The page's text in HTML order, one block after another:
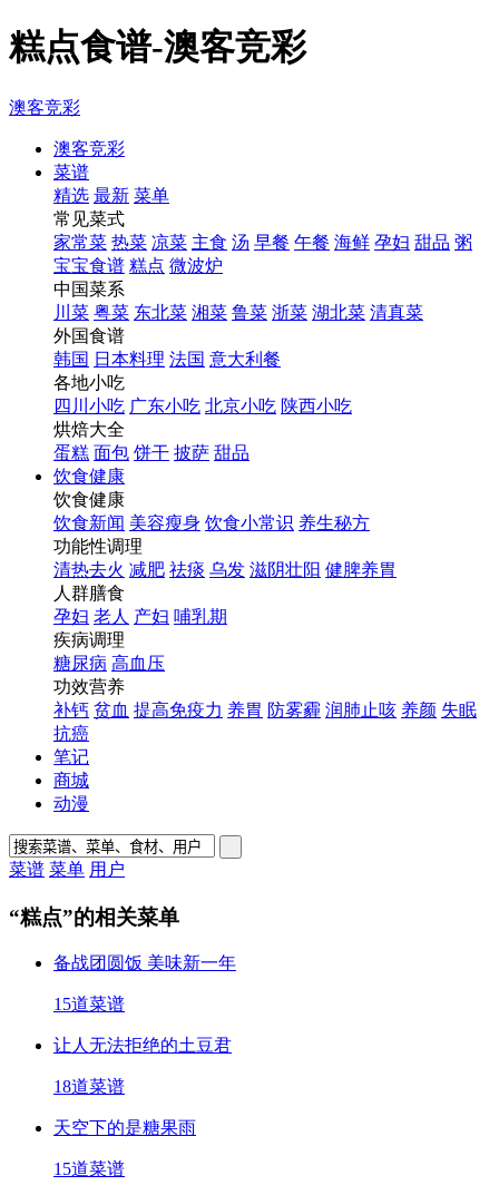
糕点食谱-澳客竞彩
澳客竞彩
澳客竞彩
菜谱
精选 最新 菜单
常见菜式
家常菜 热菜 凉菜 主食 汤 早餐 午餐 海鲜 孕妇 甜品 粥
宝宝食谱 糕点 微波炉
中国菜系
川菜 粤菜 东北菜 湘菜 鲁菜 浙菜 湖北菜 清真菜
外国食谱
韩国 日本料理 法国 意大利餐
各地小吃
四川小吃 广东小吃 北京小吃 陕西小吃
烘焙大全
蛋糕 面包 饼干 披萨 甜品
饮食健康
饮食健康
饮食新闻 美容瘦身 饮食小常识 养生秘方
功能性调理
清热去火 减肥 祛痰 乌发 滋阴壮阳 健脾养胃
人群膳食
孕妇 老人 产妇 哺乳期
疾病调理
糖尿病 高血压
功效营养
补钙 贫血 提高免疫力 养胃 防雾霾 润肺止咳 养颜 失眠
抗癌
笔记
商城
动漫
菜谱 菜单 用户
“糕点”的相关菜单
备战团圆饭 美味新一年
15道菜谱
让人无法拒绝的土豆君
18道菜谱
天空下的是糖果雨
15道菜谱